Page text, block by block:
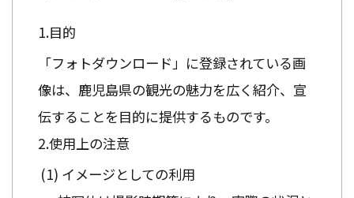
目的
「フォトダウンロード」に登録されている画
像は、鹿児島県の観光の魅力を広く紹介、宣
伝することを目的に提供するものです。
使用上の注意
イメージとしての利用